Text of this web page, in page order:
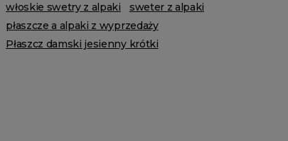
włoskie swetry z alpaki
sweter z alpaki
płaszcze a alpaki z wyprzedaży
Płaszcz damski jesienny krótki